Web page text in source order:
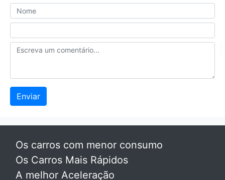
Enviar
Os carros com menor consumo
Os Carros Mais Rápidos
A melhor Aceleração